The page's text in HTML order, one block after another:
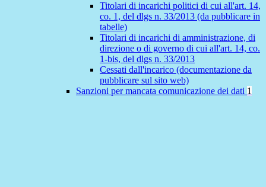
Titolari di incarichi politici di cui all'art. 14,
co. 1, del dlgs n. 33/2013 (da pubblicare in
tabelle)
Titolari di incarichi di amministrazione, di
direzione o di governo di cui all'art. 14, co.
1-bis, del dlgs n. 33/2013
Cessati dall'incarico (documentazione da
pubblicare sul sito web)
Sanzioni per mancata comunicazione dei dati 1